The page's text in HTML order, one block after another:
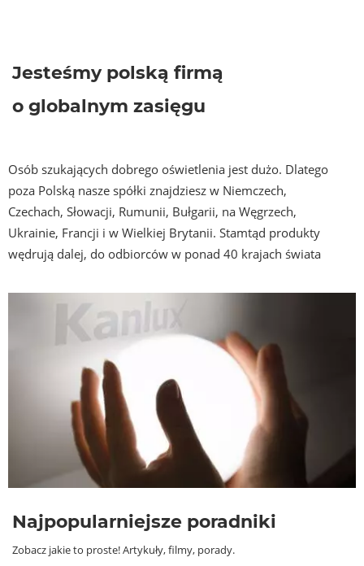
Jesteśmy polską firmą
o globalnym zasięgu
Osób szukających dobrego oświetlenia jest dużo. Dlatego
poza Polską nasze spółki znajdziesz w Niemczech,
Czechach, Słowacji, Rumunii, Bułgarii, na Węgrzech,
Ukrainie, Francji i w Wielkiej Brytanii. Stamtąd produkty
wędrują dalej, do odbiorców w ponad 40 krajach świata
Najpopularniejsze poradniki
Zobacz jakie to proste! Artykuły, filmy, porady.